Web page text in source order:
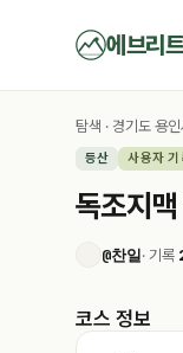
에브리
탐색 · 경기도 용인
등산 사용자 기
독조지
@찬일· 기록
코스 정보